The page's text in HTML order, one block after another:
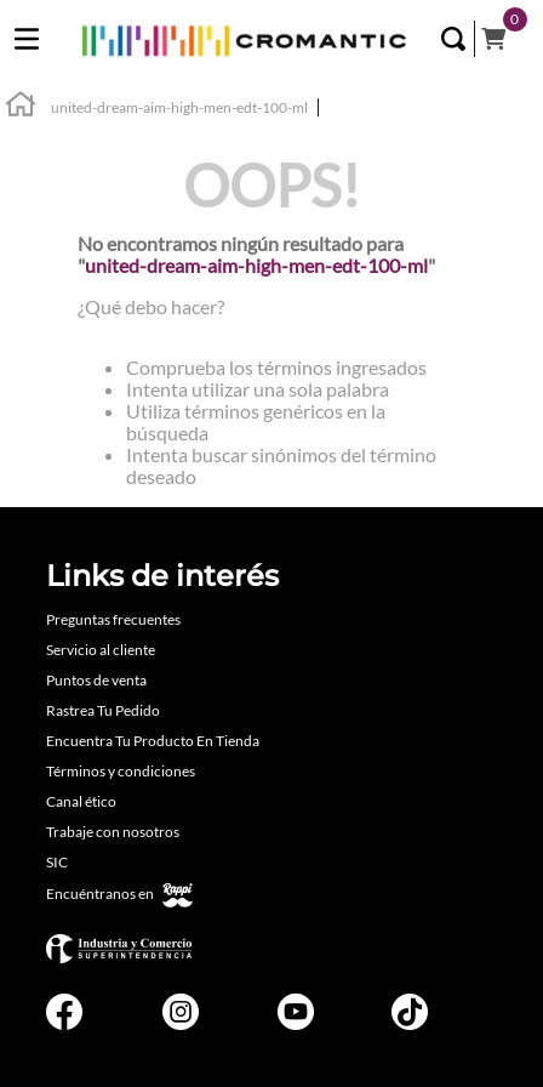
0
united-dream-aim-high-men-edt-100-ml
OOPS!
No encontramos ningún resultado para
"united-dream-aim-high-men-edt-100-ml"
¿Qué debo hacer?
Comprueba los términos ingresados
Intenta utilizar una sola palabra
Utiliza términos genéricos en la
búsqueda
Intenta buscar sinónimos del término
deseado
Links de interés
Preguntas frecuentes
Servicio al cliente
Puntos de venta
Rastrea Tu Pedido
Encuentra Tu Producto En Tienda
Términos y condiciones
Canal ético
Trabaje con nosotros
SIC
Encuéntranos en